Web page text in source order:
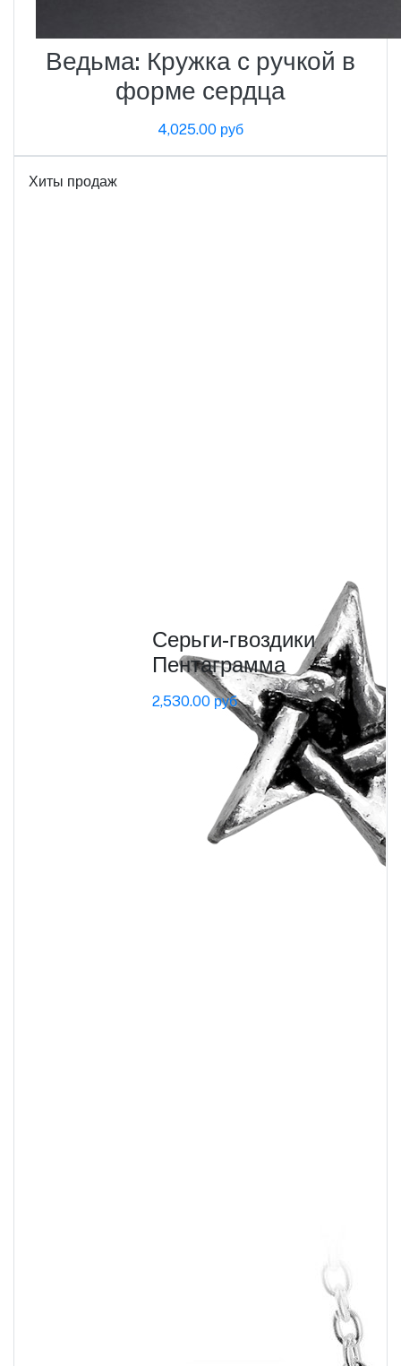
Ведьма: Кружка с ручкой в
​​форме сердца
4,025.00 руб
Хиты продаж
Серьги-гвоздики
Пентаграмма
2,530.00 руб